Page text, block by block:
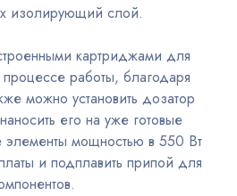
изолирующий слой.
картриджами для
работы, благодаря
можно установить дозатор
его на уже готовые
элементы мощностью в 550 Вт
и подплавить припой для